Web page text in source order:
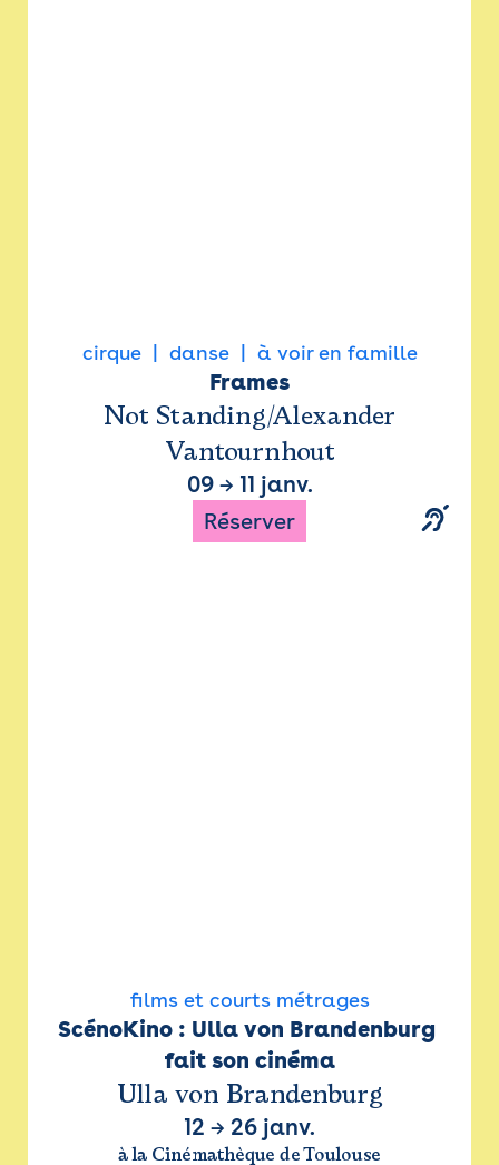
cirque danse à voir en famille
Frames
Not Standing/Alexander
Vantournhout
09→ 11 janv.
Réserver
films et courts métrages
ScénoKino : Ulla von Brandenburg
fait son cinéma
Ulla von Brandenburg
12 → 26 janv.
à la Cinémathèque de Toulouse